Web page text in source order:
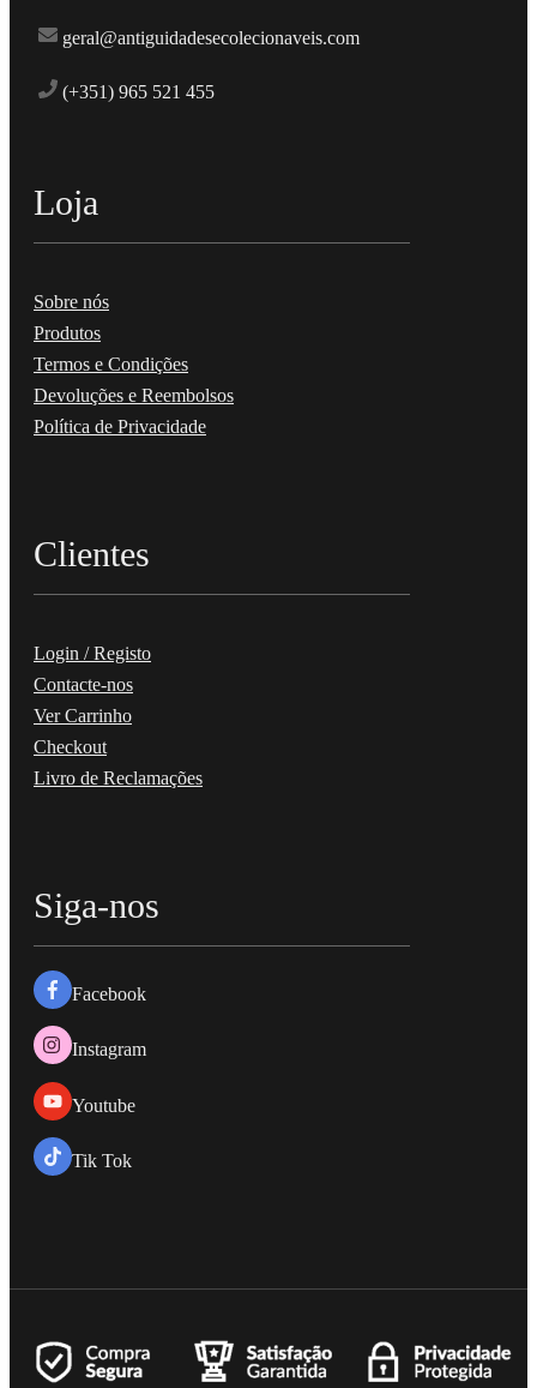
geral@antiguidadesecolecionaveis.com
(+351) 965 521 455
Loja
Sobre nós
Produtos
Termos e Condições
Devoluções e Reembolsos
Política de Privacidade
Clientes
Login / Registo
Contacte-nos
Ver Carrinho
Checkout
Livro de Reclamações
Siga-nos
Facebook
Instagram
Youtube
Tik Tok